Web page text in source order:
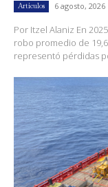
Artículos 6 agosto, 2026
Por Itzel Alaniz En
robo promedio de
representó pérdidas